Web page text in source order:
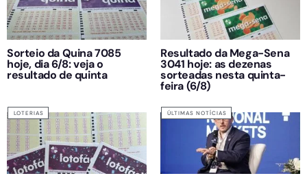
Sorteio da Quina 7085
hoje, dia 6/8: veja o
resultado de quinta
Resultado da Mega-Sena
3041 hoje: as dezenas
sorteadas nesta quinta-
feira (6/8)
LOTERIAS ÚLTIMAS NOTÍCIAS